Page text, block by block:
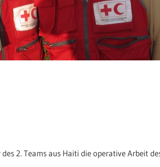
2. Teams aus Haiti die operative Arbeit